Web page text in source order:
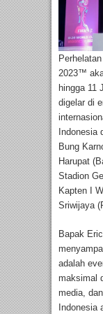
2023™
hingga 11
digelar di
Indonesia
Bung
Harupat
Stadion
Kapten I
Sriwijaya
Bapak
adalah
maksimal
media,
Indonesia